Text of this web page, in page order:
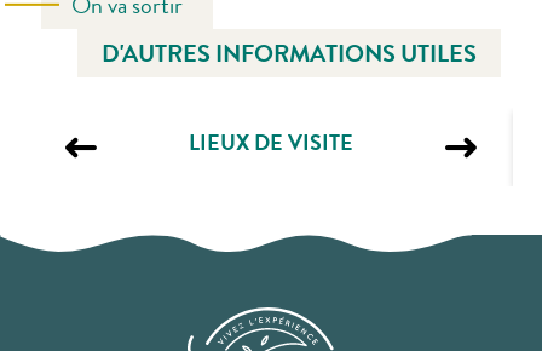
D'AUTRES INFORMATIONS UTILES
LIEUX DE VISITE